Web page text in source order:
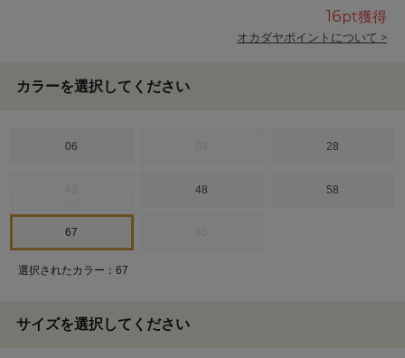
16pt獲得
オカダヤポイントについて >
カラーを選択してください
06 28
48 58
67
選択されたカラー：67
サイズを選択してください